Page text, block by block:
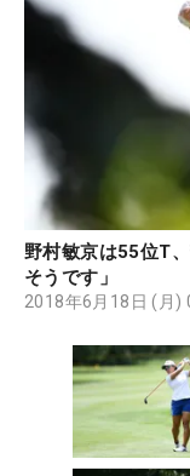
野村敏京は55位T
そうです」
2018年6月18日 (月)